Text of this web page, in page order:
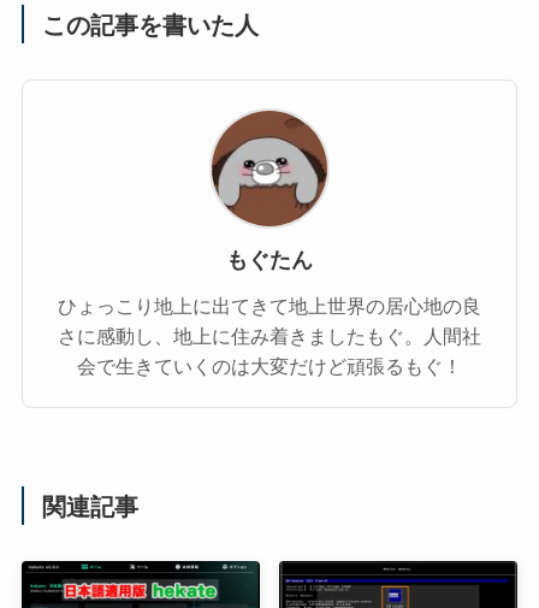
この記事を書いた人
もぐたん
ひょっこり地上に出てきて地上世界の居心地の良
さに感動し、地上に住み着きましたもぐ。人間社
会で生きていくのは大変だけど頑張るもぐ！
関連記事